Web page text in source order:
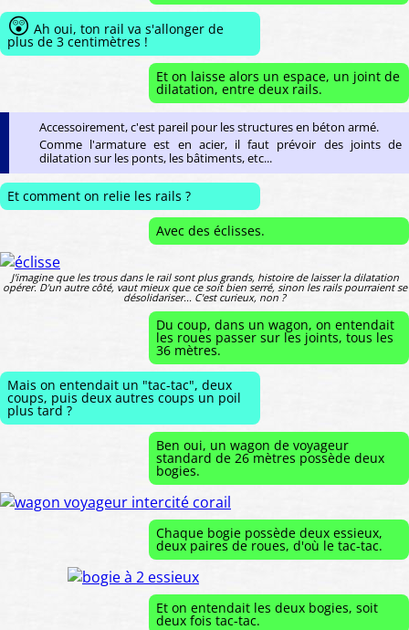
😲 Ah oui, ton rail va s'allonger de
plus de 3 centimètres !
Et on laisse alors un espace, un joint de
dilatation, entre deux rails.
Accessoirement, c'est pareil pour les structures en béton armé.
Comme l'armature est en acier, il faut prévoir des joints de
dilatation sur les ponts, les bâtiments, etc...
Et comment on relie les rails ?
Avec des éclisses.
J'imagine que les trous dans le rail sont plus grands, histoire de laisser la dilatation
opérer. D'un autre côté, vaut mieux que ce soit bien serré, sinon les rails pourraient se
désolidariser... C'est curieux, non ?
Du coup, dans un wagon, on entendait
les roues passer sur les joints, tous les
36 mètres.
Mais on entendait un "tac-tac", deux
coups, puis deux autres coups un poil
plus tard ?
Ben oui, un wagon de voyageur
standard de 26 mètres possède deux
bogies.
Chaque bogie possède deux essieux,
deux paires de roues, d'où le tac-tac.
Et on entendait les deux bogies, soit
deux fois tac-tac.